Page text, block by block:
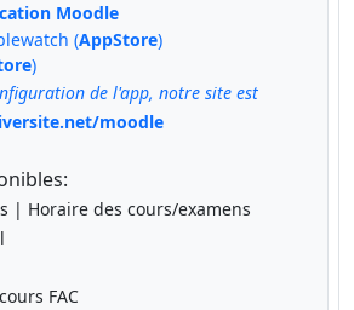
Moodle
(AppStore)
)
de l'app, notre site est
moodle
| Horaire des cours/examens
FAC